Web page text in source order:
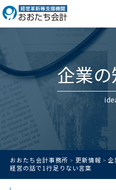
企業
おおたち会計事務所 > 更新情報 > 企
経営の話で1行足りない言葉